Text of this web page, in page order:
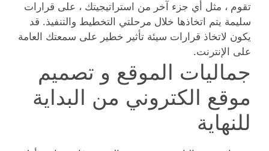
تقوم ، مثل أي جزء آخر من استراتيجيتك ، على قرارات
سليمة يتم اتخاذها خلال مرحلتي التخطيط والتنفيذ. قد
يكون لاتخاذ قرارات سيئة تأثير خطير على سمعتك العامة
على الإنترنت.
جماليات الموقع و تصميم
موقع الكتروني من البداية
للنهاية